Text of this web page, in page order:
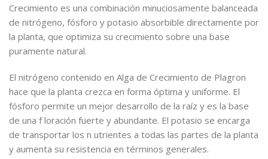
Crecimiento es una combinación minuciosamente balanceada
de nitrógeno, fósforo y potasio absorbible directamente por
la planta, que optimiza su crecimiento sobre una base
puramente natural.
El nitrógeno contenido en Alga de Crecimiento de Plagron
hace que la planta crezca en forma óptima y uniforme. El
fósforo permite un mejor desarrollo de la raíz y es la base
de una f loración fuerte y abundante. El potasio se encarga
de transportar los n utrientes a todas las partes de la planta
y aumenta su resistencia en términos generales.